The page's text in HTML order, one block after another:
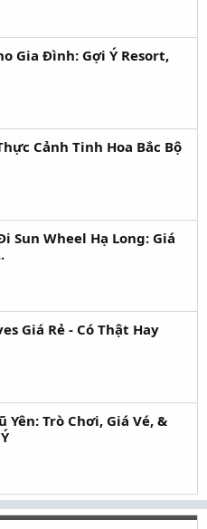
Gia Đình: Gợi Ý Resort,
Cảnh Tinh Hoa Bắc Bộ
Sun Wheel Hạ Long: Giá
Giá Rẻ - Có Thật Hay
Yên: Trò Chơi, Giá Vé, &